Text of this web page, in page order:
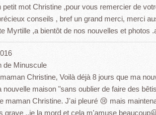
petit mot Christine ,pour vous remercier de
conseils , bref un grand merci, merci
Myrtille ,a bientôt de nos nouvelles et photos
de Minuscule
Christine, Voilà déjà 8 jours que ma
nouvelle maison "sans oublier de faire des
maman Christine. J'ai pleuré 😢 mais
grave ..je la mord et cela m'amuse